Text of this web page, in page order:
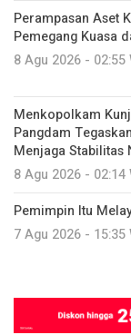
Perampasan Aset
Pemegang Kuasa
8 Agu 2026 - 02:55
Menkopolkam
Pangdam
Menjaga Stabilitas
8 Agu 2026 - 02:14
Pemimpin Itu
7 Agu 2026 - 15:35